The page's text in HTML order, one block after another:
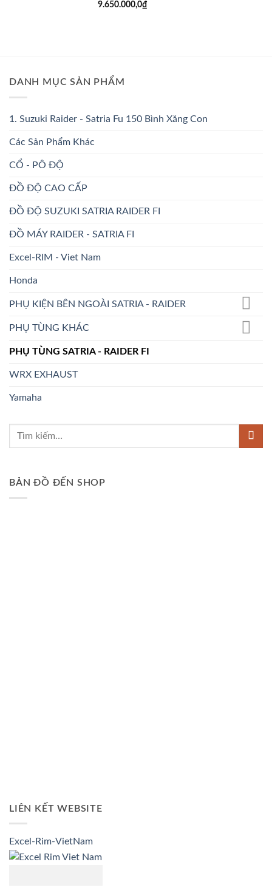
9.650.000,0₫
DANH MỤC SẢN PHẨM
1. Suzuki Raider - Satria Fu 150 Bình Xăng Con
Các Sản Phẩm Khác
CỔ - PÔ ĐỘ
ĐỒ ĐỘ CAO CẤP
ĐỒ ĐỘ SUZUKI SATRIA RAIDER FI
ĐỒ MÁY RAIDER - SATRIA FI
Excel-RIM - Viet Nam
Honda
PHỤ KIỆN BÊN NGOÀI SATRIA - RAIDER
PHỤ TÙNG KHÁC
PHỤ TÙNG SATRIA - RAIDER FI
WRX EXHAUST
Yamaha
BẢN ĐỒ ĐẾN SHOP
LIÊN KẾT WEBSITE
Excel-Rim-VietNam